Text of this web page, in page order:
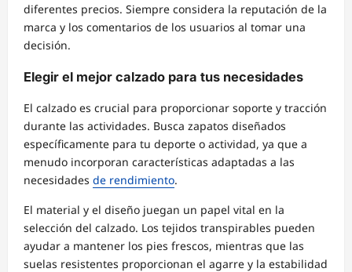
diferentes precios. Siempre considera la reputación de la
marca y los comentarios de los usuarios al tomar una
decisión.
Elegir el mejor calzado para tus necesidades
El calzado es crucial para proporcionar soporte y tracción
durante las actividades. Busca zapatos diseñados
específicamente para tu deporte o actividad, ya que a
menudo incorporan características adaptadas a las
necesidades de rendimiento.
El material y el diseño juegan un papel vital en la
selección del calzado. Los tejidos transpirables pueden
ayudar a mantener los pies frescos, mientras que las
suelas resistentes proporcionan el agarre y la estabilidad